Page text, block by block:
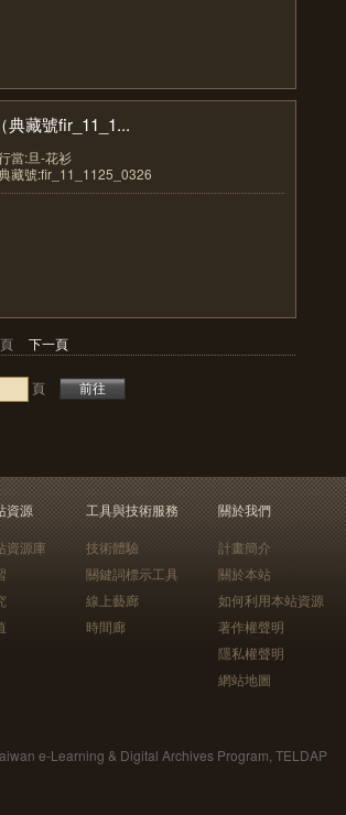
典藏號fir_11_1...
當:旦-花衫
藏號:fir_11_1125_0326
下一頁
頁
資源
資源庫
工具與技術服務
技術體驗
關鍵詞標示工具
線上藝廊
時間廊
關於我們
計畫簡介
關於本站
如何利用本站資源
著作權聲明
隱私權聲明
網站地圖
e-Learning & Digital Archives Program, TELDAP